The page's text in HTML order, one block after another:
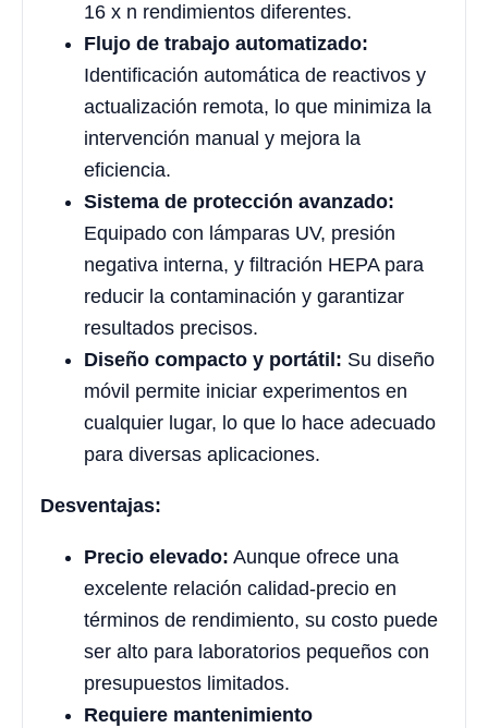
16 x n rendimientos diferentes.
Flujo de trabajo automatizado:
Identificación automática de reactivos y
actualización remota, lo que minimiza la
intervención manual y mejora la
eficiencia.
Sistema de protección avanzado:
Equipado con lámparas UV, presión
negativa interna, y filtración HEPA para
reducir la contaminación y garantizar
resultados precisos.
Diseño compacto y portátil: Su diseño
móvil permite iniciar experimentos en
cualquier lugar, lo que lo hace adecuado
para diversas aplicaciones.
Desventajas:
Precio elevado: Aunque ofrece una
excelente relación calidad-precio en
términos de rendimiento, su costo puede
ser alto para laboratorios pequeños con
presupuestos limitados.
Requiere mantenimiento